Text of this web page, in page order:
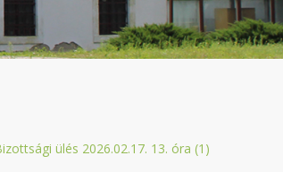
ülés 2026.02.17. 13. óra (1)